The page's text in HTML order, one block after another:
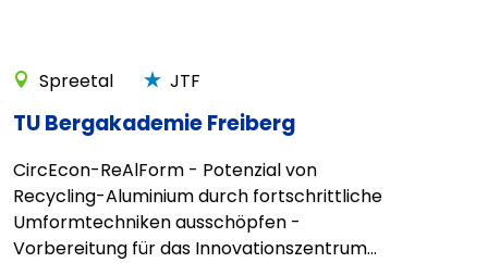
Spreetal JTF
TU Bergakademie Freiberg
CircEcon-ReAlForm - Potenzial von
Recycling-Aluminium durch fortschrittliche
Umformtechniken ausschöpfen -
Vorbereitung für das Innovationszentrum...